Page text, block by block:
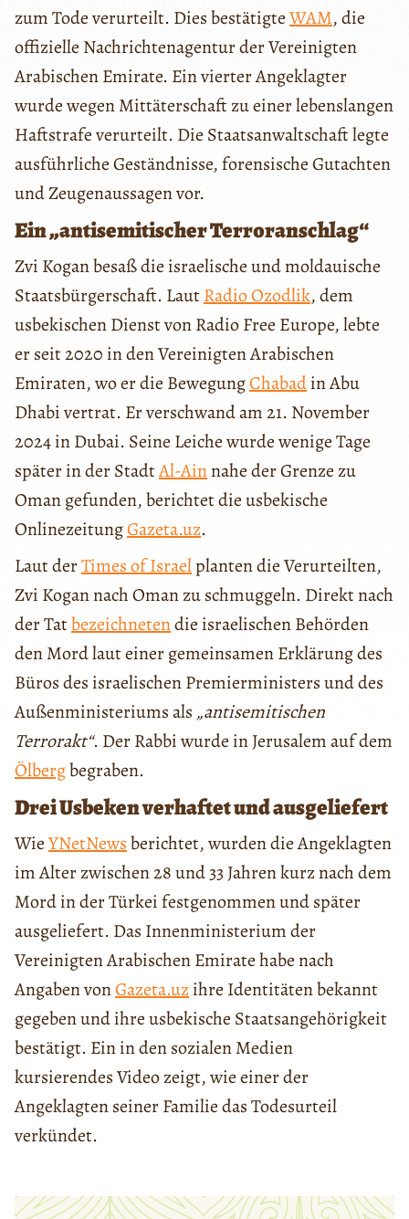
zum Tode verurteilt. Dies bestätigteWAM, die
offizielle Nachrichtenagentur der Vereinigten
Arabischen Emirate. Ein vierter Angeklagter
wurde wegen Mittäterschaft zu einer lebenslangen
Haftstrafe verurteilt. Die Staatsanwaltschaft legte
ausführliche Geständnisse, forensische Gutachten
und Zeugenaussagen vor.
Ein „antisemitischer Terroranschlag“
Zvi Kogan besaß die israelische und moldauische
Staatsbürgerschaft. LautRadio Ozodlik, dem
usbekischen Dienst von Radio Free Europe, lebte
er seit 2020 in den Vereinigten Arabischen
Emiraten, wo er die BewegungChabadin Abu
Dhabi vertrat. Er verschwand am 21. November
2024 in Dubai. Seine Leiche wurde wenige Tage
später in der StadtAl-Ainnahe der Grenze zu
Oman gefunden, berichtet die usbekische
OnlinezeitungGazeta.uz.
Laut derTimes of Israelplanten die Verurteilten,
Zvi Kogan nach Oman zu schmuggeln. Direkt nach
der Tatbezeichnetendie israelischen Behörden
den Mord laut einer gemeinsamen Erklärung des
Büros des israelischen Premierministers und des
Außenministeriums als „antisemitischen
Terrorakt“. Der Rabbi wurde in Jerusalem auf dem
Ölbergbegraben.
Drei Usbeken verhaftet und ausgeliefert
WieYNetNewsberichtet, wurden die Angeklagten
im Alter zwischen 28 und 33 Jahren kurz nach dem
Mord in der Türkei festgenommen und später
ausgeliefert. Das Innenministerium der
Vereinigten Arabischen Emirate habe nach
Angaben vonGazeta.uzihre Identitäten bekannt
gegeben und ihre usbekische Staatsangehörigkeit
bestätigt. Ein in den sozialen Medien
kursierendes Video zeigt, wie einer der
Angeklagten seiner Familie das Todesurteil
verkündet.